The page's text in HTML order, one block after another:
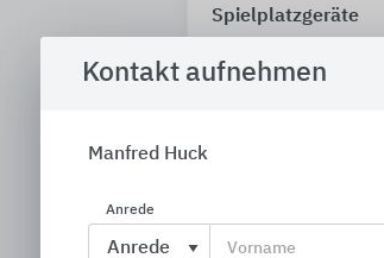
Spielplatzgeräte
Kontakt aufnehmen
Manfred Huck
Anrede
Vorname